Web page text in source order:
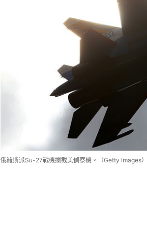
俄羅斯派Su-27戰機攔截美偵察機。（Getty Images）